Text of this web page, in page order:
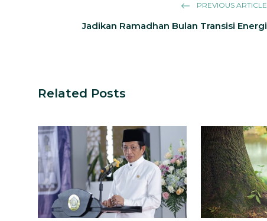
PREVIOUS ARTICLE
Jadikan Ramadhan Bulan Transisi Energi
Related Posts